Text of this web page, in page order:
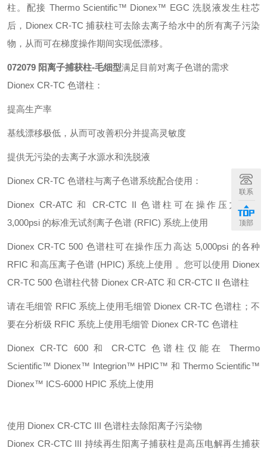
柱。配接 Thermo Scientific™ Dionex™ EGC 洗脱液发生柱芯
后，Dionex CR-TC 捕获柱可去除去离子给水中的所有离子污染
物，从而可在梯度操作期间实现低漂移。
072079 阳离子捕获柱-毛细型满足目前对离子色谱的需求
Dionex CR-TC 色谱柱：
提高生产率
基线漂移极低，从而可改善积分并提高灵敏度
提供无污染的去离子水源水和洗脱液
Dionex CR-TC 色谱柱与离子色谱系统配合使用：
Dionex CR-ATC 和 CR-CTC II 色谱柱可在操作压力高达
3,000psi 的标准无试剂离子色谱 (RFIC) 系统上使用
Dionex CR-TC 500 色谱柱可在操作压力高达 5,000psi 的各种
RFIC 和高压离子色谱 (HPIC) 系统上使用 。您可以使用 Dionex
CR-TC 500 色谱柱代替 Dionex CR-ATC 和 CR-CTC II 色谱柱
请在毛细管 RFIC 系统上使用毛细管 Dionex CR-TC 色谱柱；不
要在分析级 RFIC 系统上使用毛细管 Dionex CR-TC 色谱柱
Dionex CR-TC 600 和 CR-CTC 色谱柱仅能在 Thermo
Scientific™ Dionex™ Integrion™ HPIC™ 和 Thermo Scientific™
Dionex™ ICS-6000 HPIC 系统上使用
使用 Dionex CR-CTC III 色谱柱去除阳离子污染物
Dionex CR-CTC III 持续再生阳离子捕获柱是高压电解再生捕获
联系
顶部